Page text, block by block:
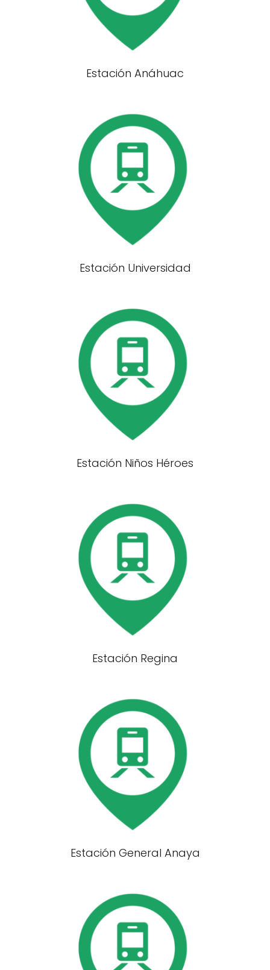
Estación Anáhuac
Estación Universidad
Estación Niños Héroes
Estación Regina
Estación General Anaya